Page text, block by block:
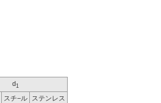
d1
スチ−ル ステンレス